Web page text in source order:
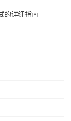
的详细指南